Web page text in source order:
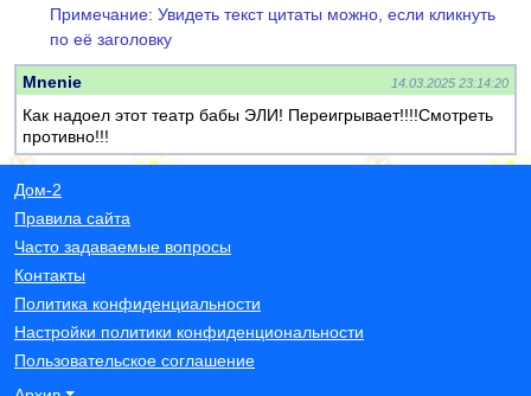
Примечание: Увидеть текст цитаты можно, если кликнуть
по её заголовку
Mnenie 14.03.2025 23:14:20
Как надоел этот театр бабы ЭЛИ! Переигрывает!!!!Смотреть
противно!!!
Дом-2
Правила сайта
Часто задаваемые вопросы
Контакты
Политика конфиденциальности
Настройки политики конфиденциональности
Пользовательское соглашение